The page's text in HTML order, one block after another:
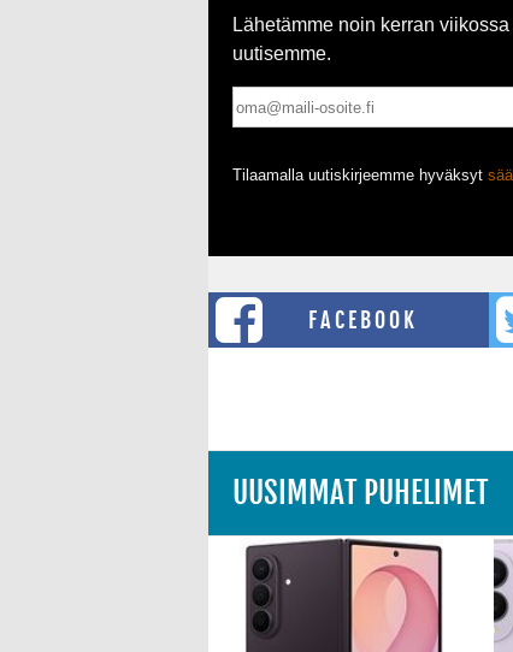
Lähetämme noin kerran
uutisemme.
Tilaamalla uutiskirjeemme hyväksyt
FACEBOOK
UUSIMMAT PUHELIMET